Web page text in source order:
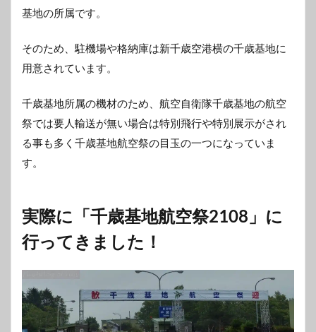
基地の所属です。
そのため、駐機場や格納庫は新千歳空港横の千歳基地に
用意されています。
千歳基地所属の機材のため、航空自衛隊千歳基地の航空
祭では要人輸送が無い場合は特別飛行や特別展示がされ
る事も多く千歳基地航空祭の目玉の一つになっていま
す。
実際に「千歳基地航空祭2108」に
行ってきました！